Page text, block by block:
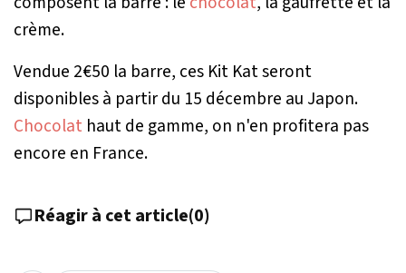
crème.
Vendue 2€50 la barre, ces Kit Kat seront
disponibles à partir du 15 décembre au Japon.
Chocolat haut de gamme, on n'en profitera pas
encore en France.
Réagir à cet article(0)